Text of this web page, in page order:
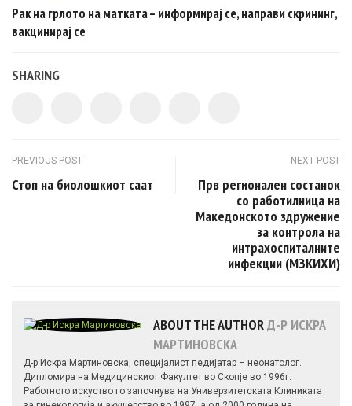
Рак на грлото на матката – информирај се, направи скрининг,
вакцинирај се
SHARING
Post navigation
PREVIOUS POST
Стоп на биолошкиот саат
NEXT POST
Прв регионален состанок
со работилница на
Македонското здружение
за контрола на
интрахоспиталните
инфекции (МЗКИХИ)
ABOUT THE AUTHORД-Р ИСКРА
МАРТИНОВСКА
Д-р Искра Мартиновска, специјалист педијатар – неонатолог.
Дипломира на Медицинскиот Факултет во Скопје во 1996г.
Работното искуство го започнува на Универзитетската Клиниката